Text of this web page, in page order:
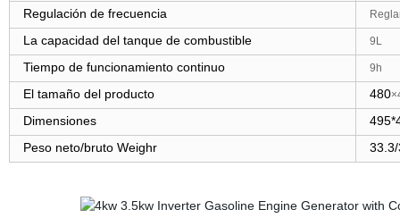
Regulación de frecuencia
La capacidad del tanque de combustible 9 L
Tiempo de funcionamiento continuo 9h
El tamaño del producto 480
Dimensiones 495*
Peso neto/bruto Weighr